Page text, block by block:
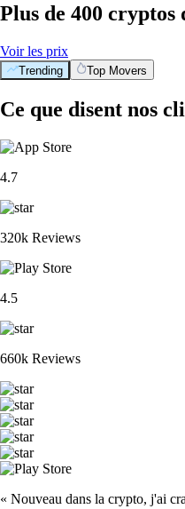
Plus de 400 cryptos
Voir les prix
Trending Top Movers
Ce que disent nos
4.7
320k Reviews
4.5
660k Reviews
« Nouveau dans la crypto, j'ai